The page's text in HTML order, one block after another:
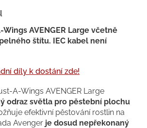
AVENGER Large včetně
štítu. IEC kabel není
díly k dostání zde!
A-Wings AVENGER Large
odraz světla pro pěstební plochu
efektivní pěstování rostlin na
Avenger je dosud nepřekonaný